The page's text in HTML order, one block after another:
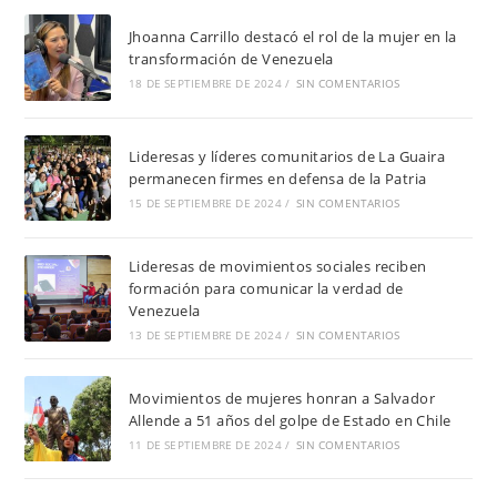
Jhoanna Carrillo destacó el rol de la mujer en la
transformación de Venezuela
18 DE SEPTIEMBRE DE 2024 / SIN COMENTARIOS
Lideresas y líderes comunitarios de La Guaira
permanecen firmes en defensa de la Patria
15 DE SEPTIEMBRE DE 2024 / SIN COMENTARIOS
Lideresas de movimientos sociales reciben
formación para comunicar la verdad de
Venezuela
13 DE SEPTIEMBRE DE 2024 / SIN COMENTARIOS
Movimientos de mujeres honran a Salvador
Allende a 51 años del golpe de Estado en Chile
11 DE SEPTIEMBRE DE 2024 / SIN COMENTARIOS